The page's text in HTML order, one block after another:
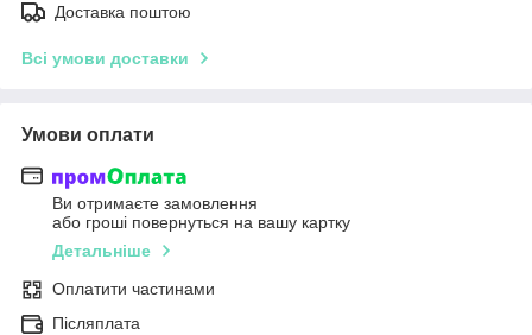
Доставка поштою
Всі умови доставки
Умови оплати
Ви отримаєте замовлення
або гроші повернуться на вашу картку
Детальніше
Оплатити частинами
Післяплата